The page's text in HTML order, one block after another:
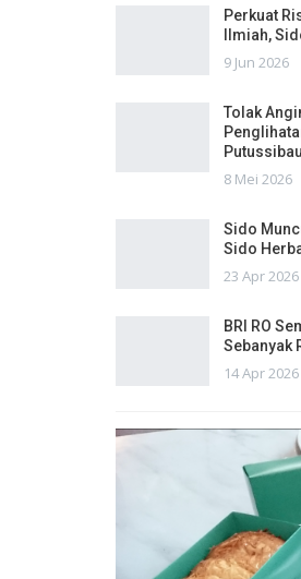
Perkuat
Ilmiah,
9 Jun 2026
Tolak
Putussibau
8 Mei 2026
Sido
Sido
23 Apr 2026
BRI RO
Sebanyak
14 Apr 2026